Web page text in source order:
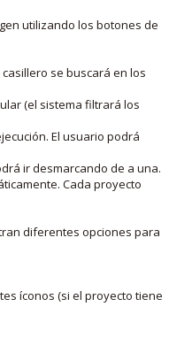
utilizando los botones de
se buscará en los
(el sistema filtrará los
El usuario podrá
ir desmarcando de a una.
Cada proyecto
diferentes opciones para
íconos (si el proyecto tiene